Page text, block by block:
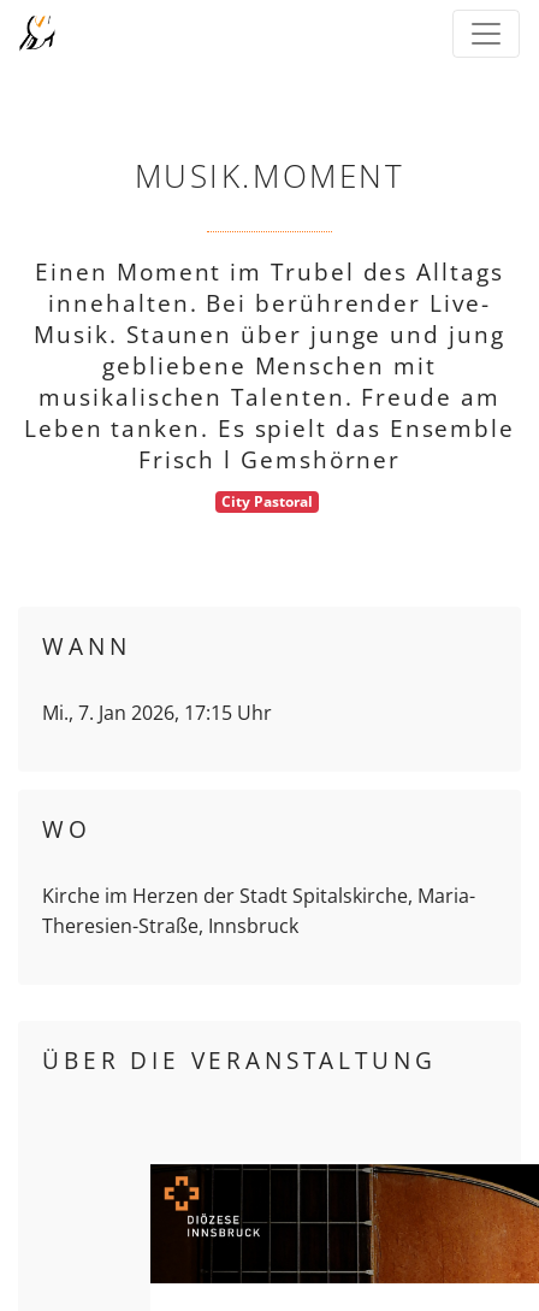
MUSIK.MOMENT
Einen Moment im Trubel des Alltags
innehalten. Bei berührender Live-
Musik. Staunen über junge und jung
gebliebene Menschen mit
musikalischen Talenten. Freude am
Leben tanken. Es spielt das Ensemble
Frisch l Gemshörner
City Pastoral
WANN
Mi., 7. Jan 2026, 17:15 Uhr
WO
Kirche im Herzen der Stadt Spitalskirche, Maria-
Theresien-Straße, Innsbruck
ÜBER DIE VERANSTALTUNG